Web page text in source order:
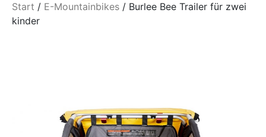
Start / E-Mountainbikes / Burlee Bee Trailer für zwei
kinder